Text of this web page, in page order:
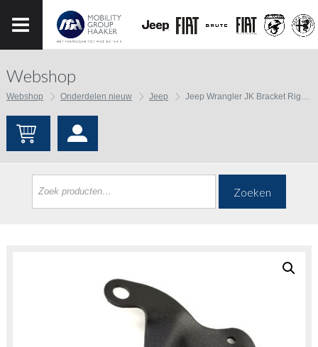
Webshop
Webshop Onderdelen nieuw Jeep Jeep Wrangler JK Bracket Right Soft Top Bow
Zoeken